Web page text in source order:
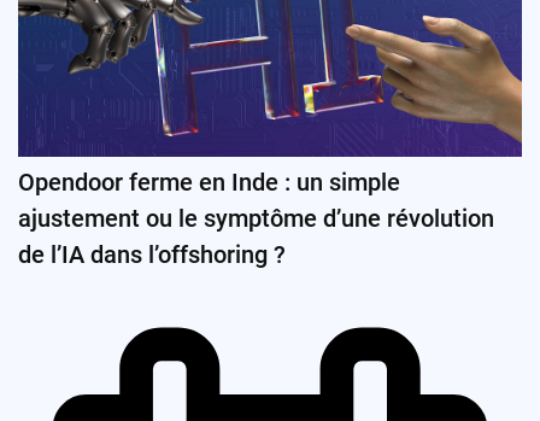
Opendoor ferme en Inde : un simple
ajustement ou le symptôme d’une révolution
de l’IA dans l’offshoring ?